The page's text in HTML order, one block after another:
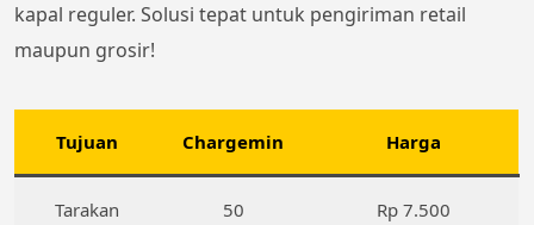
kapal reguler. Solusi tepat untuk pengiriman retail
maupun grosir!
Tujuan Chargemin Harga
Tarakan 50 Rp 7.500